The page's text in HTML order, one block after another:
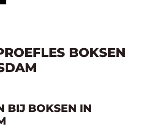
BOKSEN
BIJ BOKSEN IN